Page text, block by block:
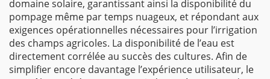
domaine solaire, garantissant ainsi la disponibilité du
pompage même par temps nuageux, et répondant aux
exigences opérationnelles nécessaires pour l’irrigation
des champs agricoles. La disponibilité de l’eau est
directement corrélée au succès des cultures. Afin de
simplifier encore davantage l’expérience utilisateur, le